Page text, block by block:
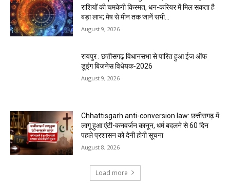
राशियों की चमकेगी किस्मत, धन-करियर में मिल सकता है
बड़ा लाभ; मेष से मीन तक जानें सभी...
August 9, 2026
रायपुर : छत्तीसगढ़ विधानसभा से पारित हुआ ईज ऑफ
डूइंग बिजनेस विधेयक-2026
August 9, 2026
Chhattisgarh anti-conversion law: छत्तीसगढ़ में
लागू हुआ एंटी-कनवर्जन कानून, धर्म बदलने से 60 दिन
पहले प्रशासन को देनी होगी सूचना
August 8, 2026
Load more